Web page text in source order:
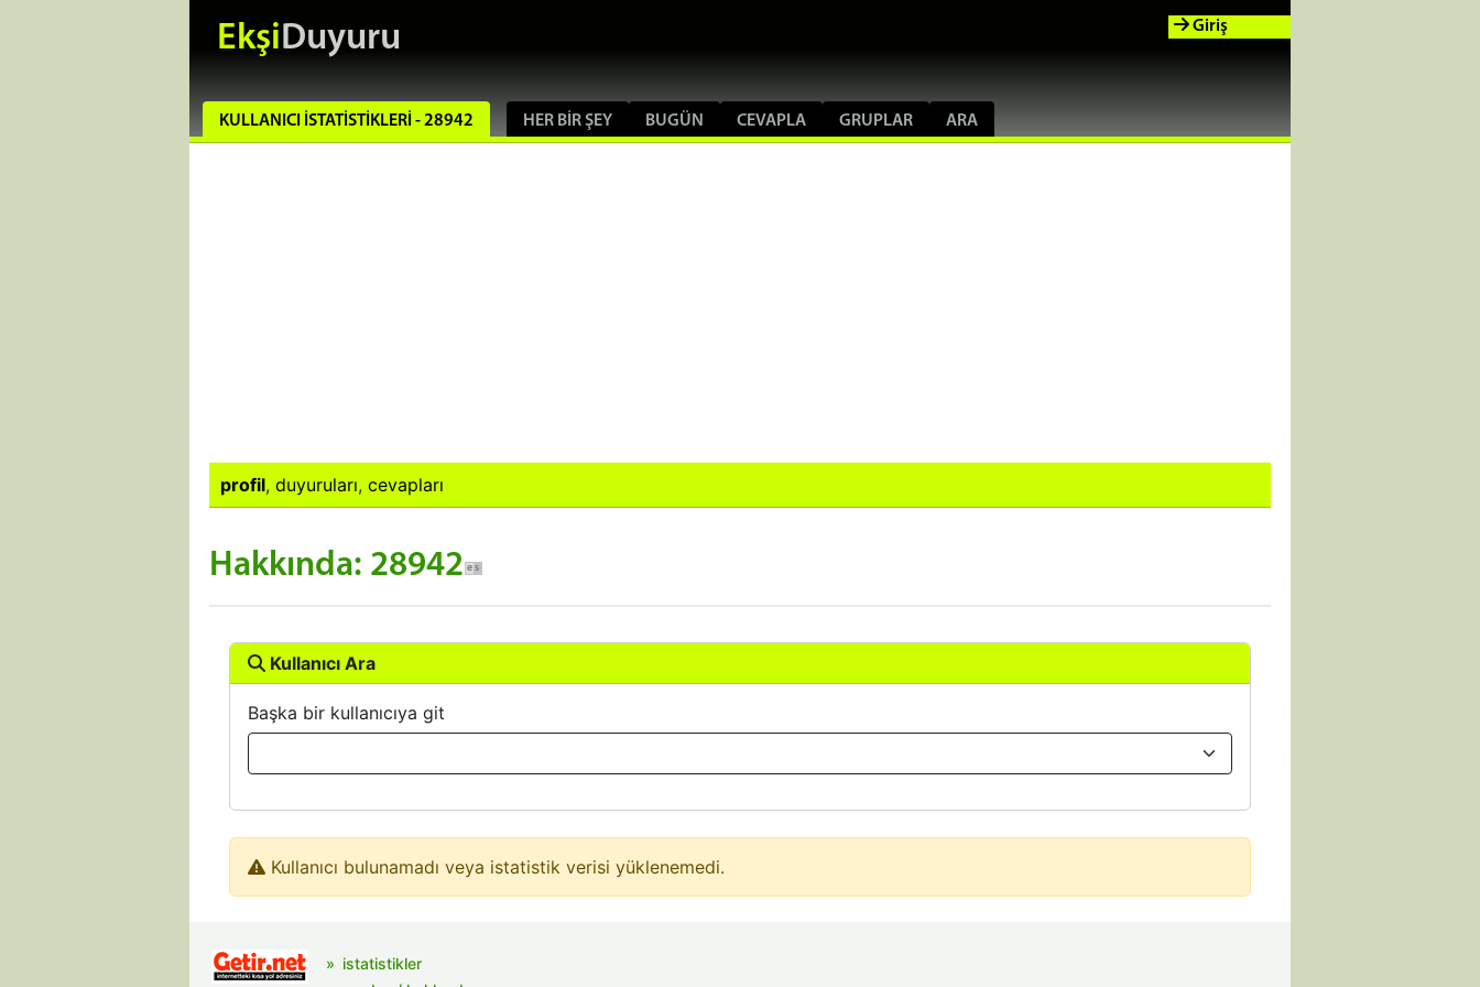
EkşiDuyuru
KULLANICI İSTATISTIKLERI - 28942 HER BIR ŞEY BUGÜN CEVAPLA GRUPLAR ARA
Giriş
profil, duyuruları, cevapları
Hakkında: 28942
Kullanıcı Ara
Başka bir kullanıcıya git
Kullanıcı bulunamadı veya istatistik verisi yüklenemedi.
istatistikler